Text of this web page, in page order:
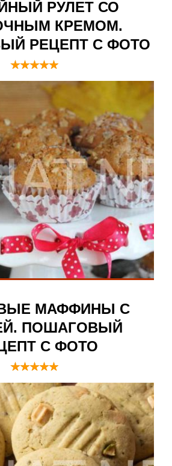
РУЛЕТ СО
КРЕМОМ.
РЕЦЕПТ С ФОТО
МАФФИНЫ С
ПОШАГОВЫЙ
С ФОТО